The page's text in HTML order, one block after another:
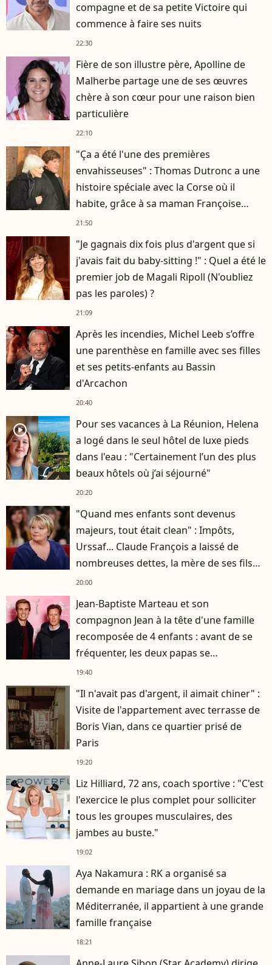
compagne et de sa petite Victoire qui
commence à faire ses nuits
22:30
Fière de son illustre père, Apolline de
Malherbe partage une de ses œuvres
chère à son cœur pour une raison bien
particulière
22:10
"Ça a été l'une des premières
envahisseuses" : Thomas Dutronc a une
histoire spéciale avec la Corse où il
habite, grâce à sa maman Françoise
Hardy
21:50
"Je gagnais dix fois plus d'argent que si
j'avais fait du baby-sitting !" : Quel a été le
premier job de Magali Ripoll (N'oubliez
pas les paroles) ?
21:09
Après les incendies, Michel Leeb s’offre
une parenthèse en famille avec ses filles
et ses petits-enfants au Bassin
d'Arcachon
20:40
player2
Pour ses vacances à La Réunion, Helena
a logé dans le seul hôtel de luxe pieds
dans l'eau : "Certainement l’un des plus
beaux hôtels où j’ai séjourné"
20:20
"Quand mes enfants sont devenus
majeurs, tout était clean" : Impôts,
Urssaf... Claude François a laissé de
nombreuses dettes, la mère de ses fils
s'est occupée de tout
20:00
Jean-Baptiste Marteau et son
compagnon Jean à la tête d'une famille
recomposée de 4 enfants : avant de se
fréquenter, les deux papas se
connaissaient depuis des années
19:40
"Il n'avait pas d'argent, il aimait chiner" :
Visite de l'appartement avec terrasse de
Boris Vian, dans ce quartier prisé de
Paris
19:20
Liz Hilliard, 72 ans, coach sportive : "C'est
l'exercice le plus complet pour solliciter
tous les groupes musculaires, des
jambes au buste."
19:02
Aya Nakamura : RK a organisé sa
demande en mariage dans un joyau de la
Méditerranée, il appartient à une grande
famille française
18:21